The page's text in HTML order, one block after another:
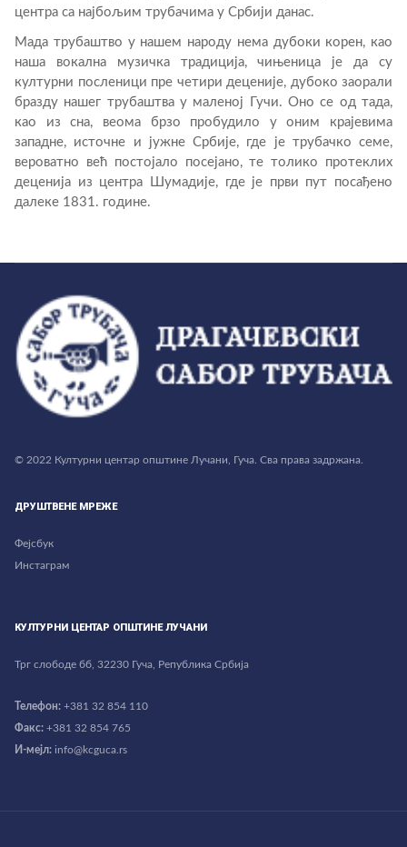
центра са најбољим трубачима у Србији данас.
Мада трубаштво у нашем народу нема дубоки корен, као
наша вокална музичка традиција, чињеница је да су
културни посленици пре четири деценије, дубоко заорали
бразду нашег трубаштва у маленој Гучи. Оно се од тада,
као из сна, веома брзо пробудило у оним крајевима
западне, источне и јужне Србије, где је трубачко семе,
вероватно већ постојало посејано, те толико протеклих
деценија из центра Шумадије, где је први пут посађено
далеке 1831. године.
© 2022 Културни центар општине Лучани, Гуча. Сва права задржана.
ДРУШТВЕНЕ МРЕЖЕ
Фејсбук
Инстаграм
КУЛТУРНИ ЦЕНТАР ОПШТИНЕ ЛУЧАНИ
Трг слободе бб, 32230 Гуча, Република Србија
Телефон: +381 32 854 110
Факс: +381 32 854 765
И-мејл: info@kcguca.rs